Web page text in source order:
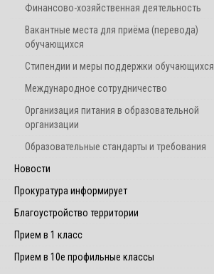
Финансово-хозяйственная деятельность
Вакантные места для приёма (перевода)
обучающихся
Стипендии и меры поддержки обучающихся
Международное сотрудничество
Организация питания в образовательной
организации
Образовательные стандарты и требования
Новости
Прокуратура информирует
Благоустройство территории
Прием в 1 класс
Прием в 10е профильные классы